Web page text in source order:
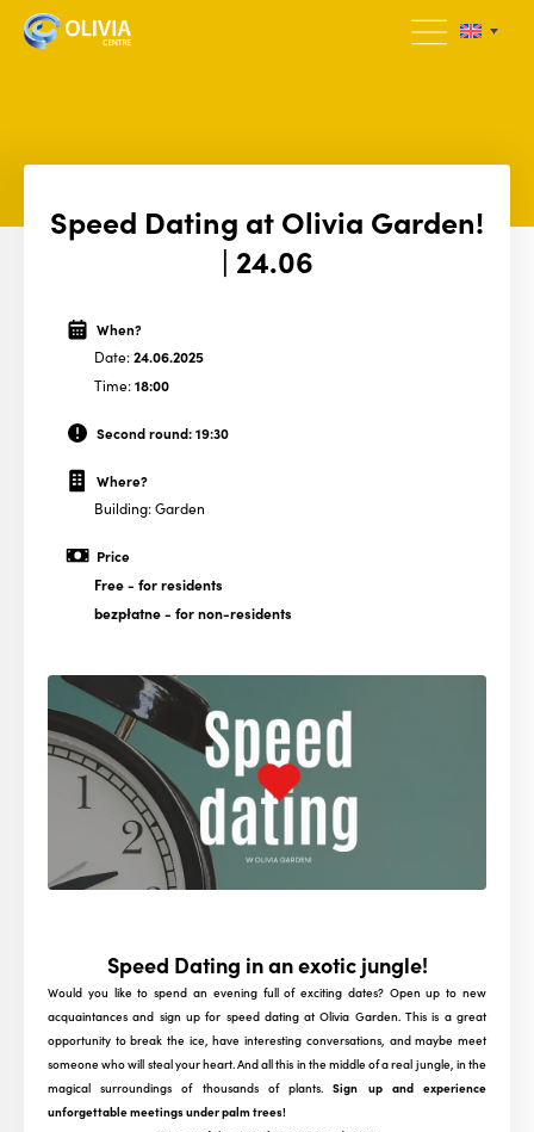
Speed Dating at Olivia Garden!
| 24.06
When?
Date:24.06.2025
Time:18:00
Second round: 19:30
Where?
Building: Garden
Price
Free- for residents
bezpłatne- for non-residents
Speed Dating in an exotic jungle!
Would you like to spend an evening full of exciting dates? Open up to new
acquaintances and sign up for speed dating at Olivia Garden. This is a great
opportunity to break the ice, have interesting conversations, and maybe meet
someone who will steal your heart. And all this in the middle of a real jungle, in the
magical surroundings of thousands of plants.Sign up and experience
unforgettable meetings under palm trees!